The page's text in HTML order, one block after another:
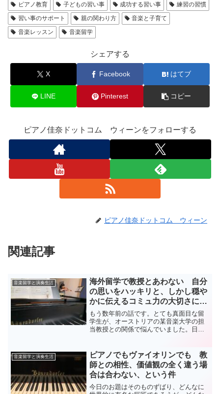
ピアノ教育
子どもの習い事 成功する習い事
練習の習慣
習い事のサポート
親の関わり方
音楽と子育て
音楽レッスン
音楽留学
シェアする
X Facebook はてブ
LINE Pinterest コピー
ピアノ佳奈ドットコム ウィーンをフォローする
ピアノ佳奈ドットコム ウィーン
関連記事
音楽留学と演奏生活
海外留学で教授とあわない 自分
の思いをハッキリと、しかし穏や
かに伝えるコミュ力の大切さにつ
いて
もう数年前の話です。とても真面目な留
学生が、オーストリアの某音楽大学の担
当教授との関係で悩んでいました。日本
スをしてくれるのですが、それが彼女に
は「死ぬほど苦痛」でした...
音楽留学と演奏生活
ピアノでもヴァイオリンでも 教
師との相性、価値観の全く違う場
合は合わない、という件
今日のお題はそのものずばり、どんなに